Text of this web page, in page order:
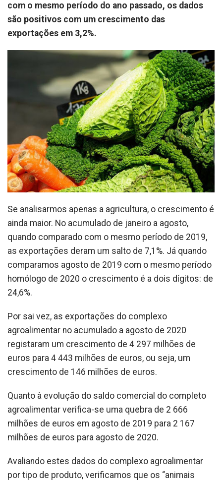
com o mesmo período do ano passado, os dados
são positivos com um crescimento das
exportações em 3,2%.
Se analisarmos apenas a agricultura, o crescimento é
ainda maior. No acumulado de janeiro a agosto,
quando comparado com o mesmo período de 2019,
as exportações deram um salto de 7,1%. Já quando
comparamos agosto de 2019 com o mesmo período
homólogo de 2020 o crescimento é a dois dígitos: de
24,6%.
Por sai vez, as exportações do complexo
agroalimentar no acumulado a agosto de 2020
registaram um crescimento de 4 297 milhões de
euros para 4 443 milhões de euros, ou seja, um
crescimento de 146 milhões de euros.
Quanto à evolução do saldo comercial do completo
agroalimentar verifica-se uma quebra de 2 666
milhões de euros em agosto de 2019 para 2 167
milhões de euros para agosto de 2020.
Avaliando estes dados do complexo agroalimentar
por tipo de produto, verificamos que os “animais